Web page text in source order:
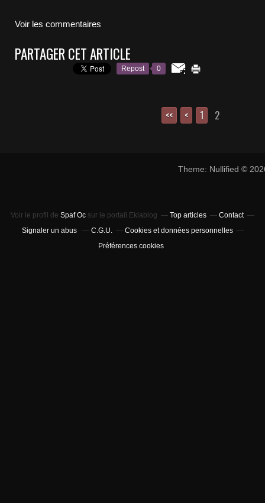
Voir les commentaires
PARTAGER CET ARTICLE
Repost 0
<< < 1 2
Theme: Nullified ©
Voir le profil de Spaf Oc sur le portail Eklablog Top articles
Contact
Signaler un abus
C.G.U.
Cookies et données personnelles
Préférences cookies